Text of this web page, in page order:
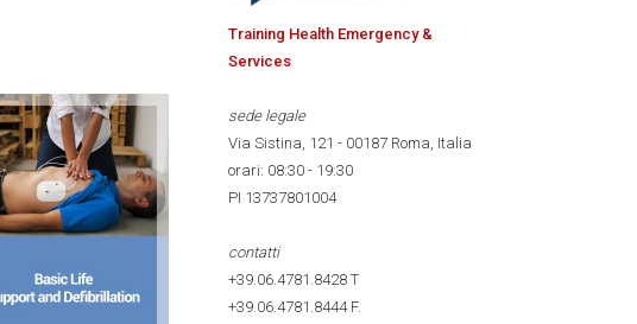
Training Health Emergency &
Services
sede legale
Via Sistina, 121 - 00187 Roma, Italia
orari: 08:30 - 19:30
PI 13737801004
contatti
+39.06.4781.8428T
+39.06.4781.8444F.